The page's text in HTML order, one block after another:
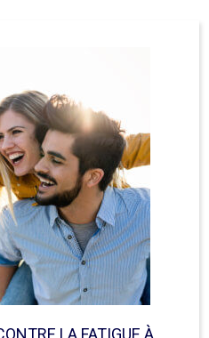
LA FATIGUE À